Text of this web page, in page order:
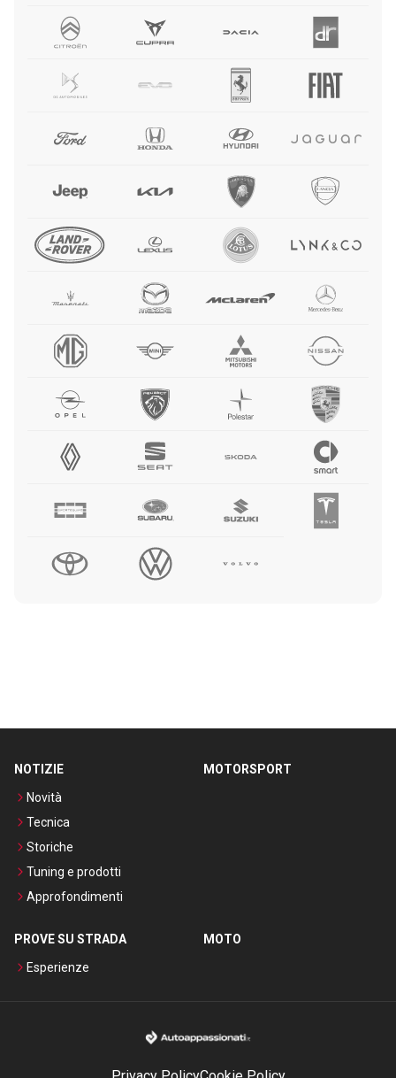
NOTIZIE
Novità
Tecnica
Storiche
Tuning e prodotti
Approfondimenti
MOTORSPORT
PROVE SU STRADA
Esperienze
MOTO